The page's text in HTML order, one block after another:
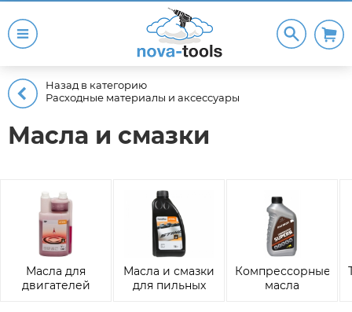
Назад в категорию
Расходные материалы и аксессуары
Масла и смазки
Масла для
двигателей
Масла и смазки
для пильных
Компрессорные
масла